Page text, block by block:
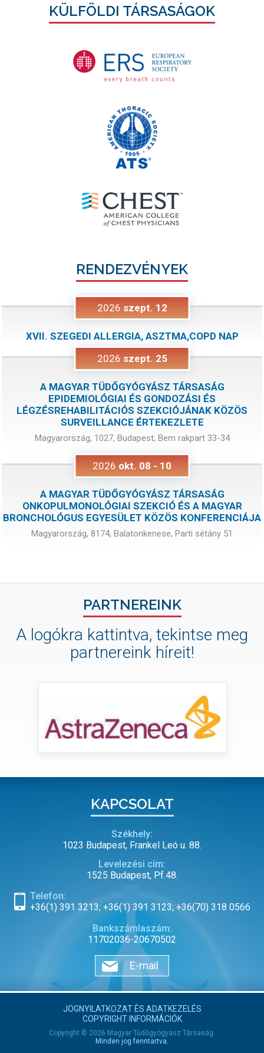
KÜLFÖLDI TÁRSASÁGOK
RENDEZVÉNYEK
2026 szept. 12
XVII. SZEGEDI ALLERGIA, ASZTMA,COPD NAP
2026 szept. 25
A MAGYAR TÜDŐGYÓGYÁSZ TÁRSASÁG
EPIDEMIOLÓGIAI ÉS GONDOZÁSI ÉS
LÉGZÉSREHABILITÁCIÓS SZEKCIÓJÁNAK KÖZÖS
SURVEILLANCE ÉRTEKEZLETE
Magyarország, 1027, Budapest, Bem rakpart 33-34
2026 okt. 08 - 10
A MAGYAR TÜDŐGYÓGYÁSZ TÁRSASÁG
ONKOPULMONOLÓGIAI SZEKCIÓ ÉS A MAGYAR
BRONCHOLÓGUS EGYESÜLET KÖZÖS KONFERENCIÁJA
Magyarország, 8174, Balatonkenese, Parti sétány 51
PARTNEREINK
A logókra kattintva, tekintse meg
partnereink híreit!
KAPCSOLAT
Székhely:
1023 Budapest, Frankel Leó u. 88.
Levelezési cím:
1525 Budapest, Pf.48.
Telefon:
+36(1) 391 3213; +36(1) 391 3123; +36(70) 318 0566
Bankszámlaszám:
11702036-20670502
E-mail
JOGNYILATKOZAT ÉS ADATKEZELÉS
COPYRIGHT INFORMÁCIÓK
Copyright © 2026 Magyar Tüdőgyógyász Társaság.
Minden jog fenntartva.